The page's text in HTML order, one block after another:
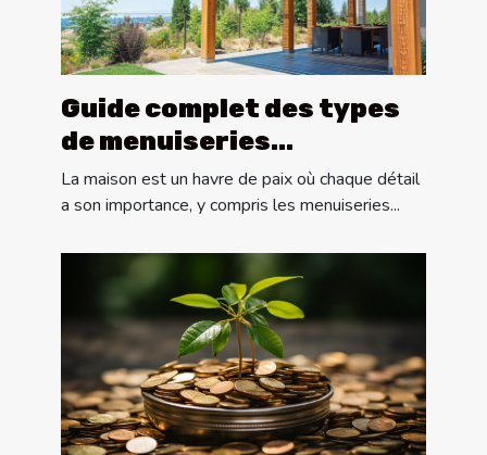
Guide complet des types
de menuiseries
extérieures : pergolas,
portes et volets
La maison est un havre de paix où chaque détail
a son importance, y compris les menuiseries...